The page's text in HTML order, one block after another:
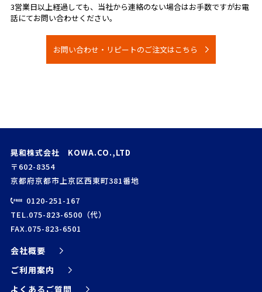
3営業日以上経過しても、当社から連絡のない場合はお手数ですがお電
話にてお問い合わせください。
お問い合わせ・リピートのご注文はこちら
晃和株式会社 KOWA.CO.,LTD
〒602-8354
京都府京都市上京区西東町381番地
0120-251-167
TEL.075-823-6500（代）
FAX.075-823-6501
会社概要
ご利用案内
よくあるご質問